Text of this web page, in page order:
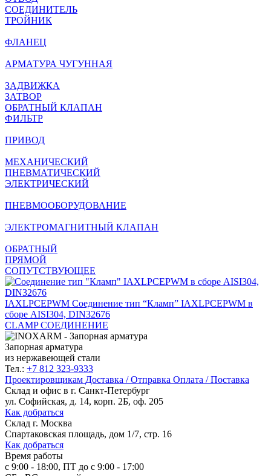
СОЕДИНИТЕЛЬ
ТРОЙНИК
ФЛАНЕЦ
АРМАТУРА ЧУГУННАЯ
ЗАДВИЖКА
ЗАТВОР
ОБРАТНЫЙ КЛАПАН
ФИЛЬТР
ПРИВОД
МЕХАНИЧЕСКИЙ
ПНЕВМАТИЧЕСКИЙ
ЭЛЕКТРИЧЕСКИЙ
ПНЕВМООБОРУДОВАНИЕ
ЭЛЕКТРОМАГНИТНЫЙ КЛАПАН
ОБРАТНЫЙ
ПРЯМОЙ
СОПУТСТВУЮЩЕЕ
IAXLPСEPWM Cоединение тип “Кламп” IAXLPСEPWM в
сборе AISI304, DIN32676
CLAMP СОЕДИНЕНИЕ
Запорная арматура
из нержавеющей стали
Тел.: +7 812 323-9333
Проектировщикам Доставка / Отправка Оплата / Поставка
Склад и офис в г. Санкт-Петербург
ул. Софийская, д. 14, корп. 2Б, оф. 205
Как добраться
Склад г. Москва
Спартаковская площадь, дом 1/7, стр. 16
Как добраться
Время работы
с 9:00 - 18:00, ПТ до с 9:00 - 17:00